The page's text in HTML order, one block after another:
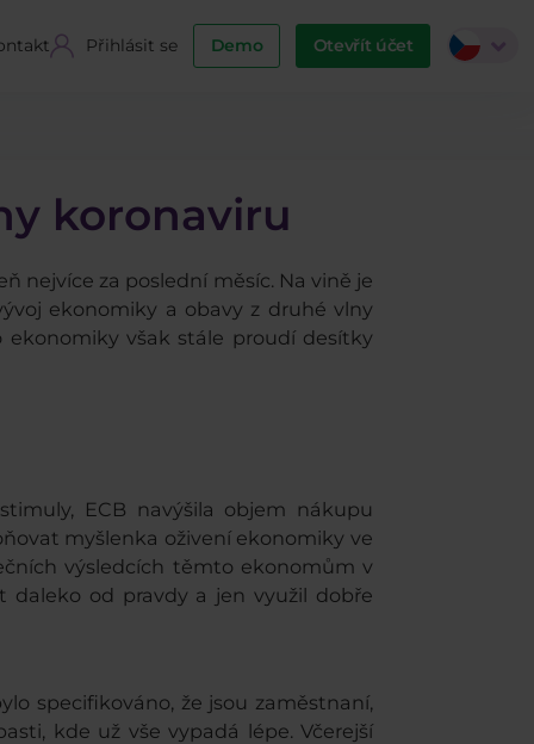
Přihlásit se Demo Otevřít účet
koronaviru
nejvíce za poslední měsíc. Na vině je
ekonomiky a obavy z druhé vlny
však stále proudí desítky
ECB navýšila objem nákupu
myšlenka oživení ekonomiky ve
výsledcích těmto ekonomům v
daleko od pravdy a jen využil dobře
specifikováno, že jsou zaměstnaní,
kde už vše vypadá lépe. Včerejší